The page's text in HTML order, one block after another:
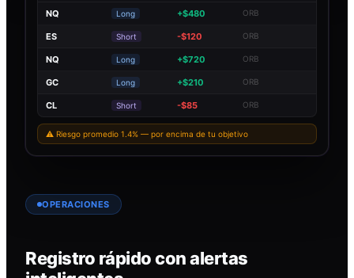
NQ Long +$480 ORB
ES Short -$120 ORB
NQ Long +$720 ORB
GC Long +$210 ORB
CL Short -$85 ORB
⚠ Riesgo promedio 1.4% — por encima de tu objetivo
OPERACIONES
Registro rápido con alertas